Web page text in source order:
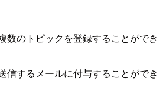
数のトピックを登録することができ
信するメールに付与することができ